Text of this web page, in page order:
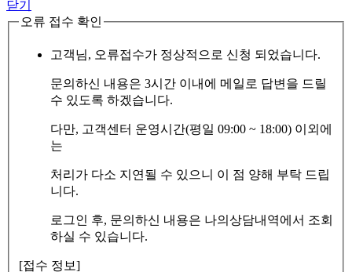
닫기
오류 접수 확인
고객님, 오류접수가 정상적으로 신청 되었습니다.
문의하신 내용은 3시간 이내에 메일로 답변을 드릴
수 있도록 하겠습니다.
다만, 고객센터 운영시간(평일 09:00 ~ 18:00) 이외에
는
처리가 다소 지연될 수 있으니 이 점 양해 부탁 드립
니다.
로그인 후, 문의하신 내용은 나의상담내역에서 조회
하실 수 있습니다.
[접수 정보]